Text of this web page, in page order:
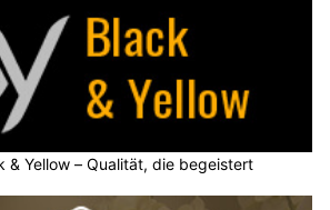
& Yellow – Qualität, die begeistert